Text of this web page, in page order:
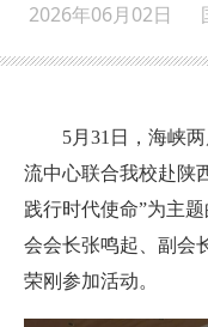
2026年06月02日
5月31日，海峡
流中心联合我校赴陕
践行时代使命”为主
会会长张鸣起、副会
荣刚参加活动。